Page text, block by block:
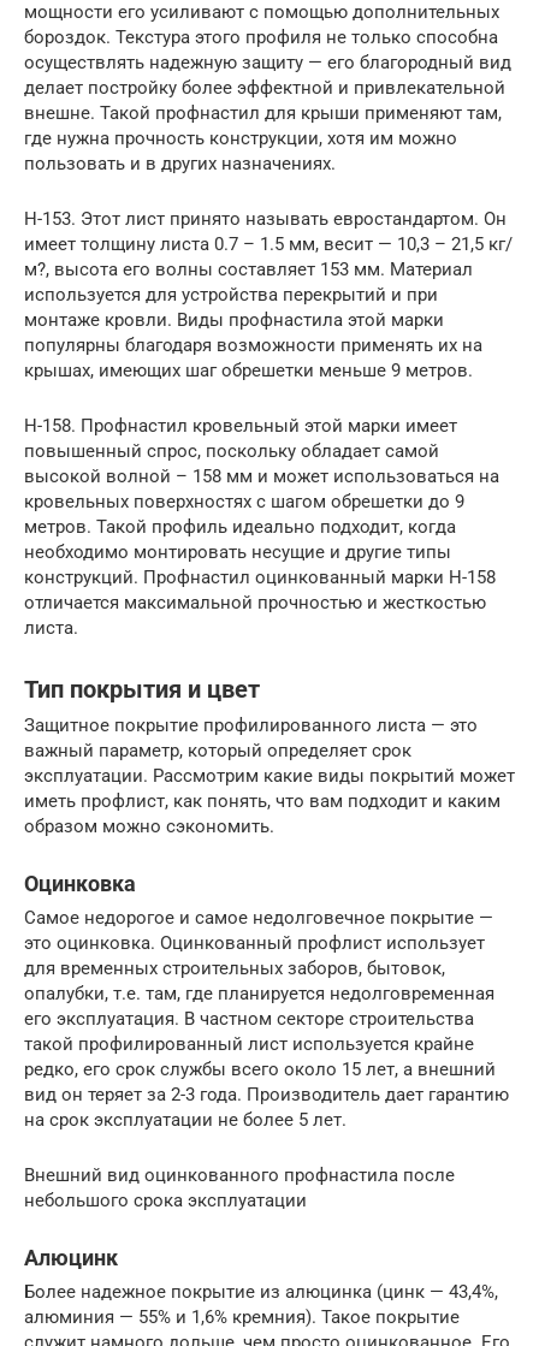
мощности его усиливают с помощью дополнительных
бороздок. Текстура этого профиля не только способна
осуществлять надежную защиту — его благородный вид
делает постройку более эффектной и привлекательной
внешне. Такой профнастил для крыши применяют там,
где нужна прочность конструкции, хотя им можно
пользовать и в других назначениях.
Н-153. Этот лист принято называть евростандартом. Он
имеет толщину листа 0.7 – 1.5 мм, весит — 10,3 – 21,5 кг/
м?, высота его волны составляет 153 мм. Материал
используется для устройства перекрытий и при
монтаже кровли. Виды профнастила этой марки
популярны благодаря возможности применять их на
крышах, имеющих шаг обрешетки меньше 9 метров.
Н-158. Профнастил кровельный этой марки имеет
повышенный спрос, поскольку обладает самой
высокой волной – 158 мм и может использоваться на
кровельных поверхностях с шагом обрешетки до 9
метров. Такой профиль идеально подходит, когда
необходимо монтировать несущие и другие типы
конструкций. Профнастил оцинкованный марки Н-158
отличается максимальной прочностью и жесткостью
листа.
Тип покрытия и цвет
Защитное покрытие профилированного листа — это
важный параметр, который определяет срок
эксплуатации. Рассмотрим какие виды покрытий может
иметь профлист, как понять, что вам подходит и каким
образом можно сэкономить.
Оцинковка
Самое недорогое и самое недолговечное покрытие —
это оцинковка. Оцинкованный профлист использует
для временных строительных заборов, бытовок,
опалубки, т.е. там, где планируется недолговременная
его эксплуатация. В частном секторе строительства
такой профилированный лист используется крайне
редко, его срок службы всего около 15 лет, а внешний
вид он теряет за 2-3 года. Производитель дает гарантию
на срок эксплуатации не более 5 лет.
Внешний вид оцинкованного профнастила после
небольшого срока эксплуатации
Алюцинк
Более надежное покрытие из алюцинка (цинк — 43,4%,
алюминия — 55% и 1,6% кремния). Такое покрытие